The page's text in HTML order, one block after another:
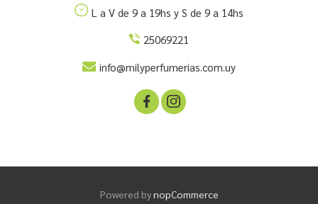
L a V de 9 a 19hs y S de 9 a 14hs
25069221
info@milyperfumerias.com.uy
Powered bynopCommerce